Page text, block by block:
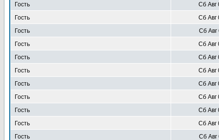
Гость
Сб Авг
Гость
Сб Авг
Гость
Сб Авг
Гость
Сб Авг
Гость
Сб Авг
Гость
Сб Авг
Гость
Сб Авг
Гость
Сб Авг
Гость
Сб Авг
Гость
Сб Авг
Гость
Сб Авг